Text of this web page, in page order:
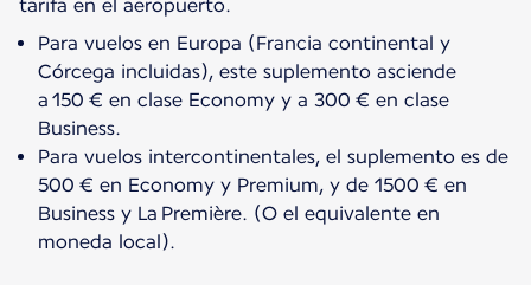
Para vuelos en Europa (Francia continental y
Córcega incluidas), este suplemento asciende
a 150 € en clase Economy y a 300 € en clase
Business.
Para vuelos intercontinentales, el suplemento es de
500 € en Economy y Premium, y de 1500 € en
Business y La Première. (O el equivalente en
moneda local).